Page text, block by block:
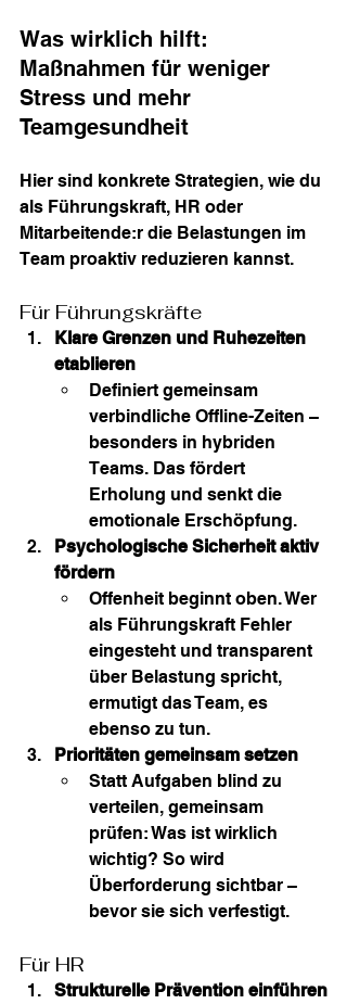
Was wirklich hilft:
Maßnahmen für weniger
Stress und mehr
Teamgesundheit
Hier sind konkrete Strategien, wie du
als Führungskraft, HR oder
Mitarbeitende:r die Belastungen im
Team proaktiv reduzieren kannst.
Für Führungskräfte
Klare Grenzen und Ruhezeiten
etablieren
Definiert gemeinsam
verbindliche Offline-Zeiten –
besonders in hybriden
Teams. Das fördert
Erholung und senkt die
emotionale Erschöpfung.
Psychologische Sicherheit aktiv
fördern
Offenheit beginnt oben. Wer
als Führungskraft Fehler
eingesteht und transparent
über Belastung spricht,
ermutigt das Team, es
ebenso zu tun.
Prioritäten gemeinsam setzen
Statt Aufgaben blind zu
verteilen, gemeinsam
prüfen: Was ist wirklich
wichtig? So wird
Überforderung sichtbar –
bevor sie sich verfestigt.
Für HR
Strukturelle Prävention einführen